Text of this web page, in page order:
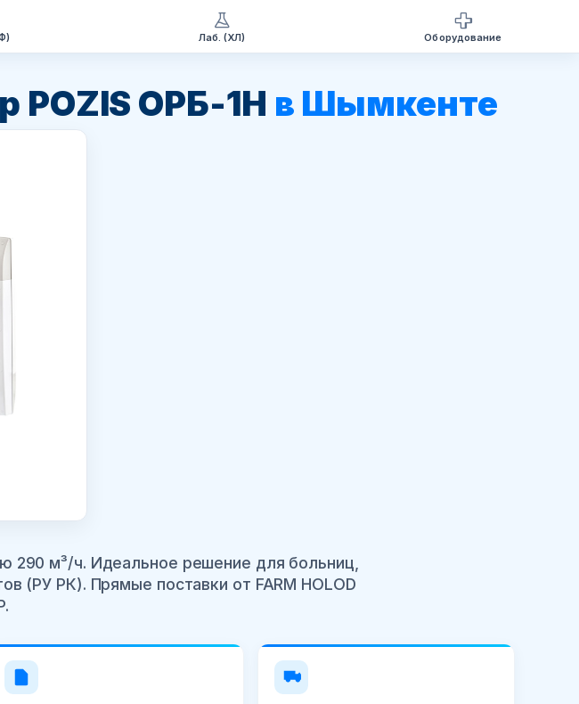
POZIS ОРБ-1Н в Шымкенте
290 м³/ч. Идеальное решение для больниц,
(РУ РК). Прямые поставки от FARM HOLOD
Лаб. (ХЛ) Оборудование